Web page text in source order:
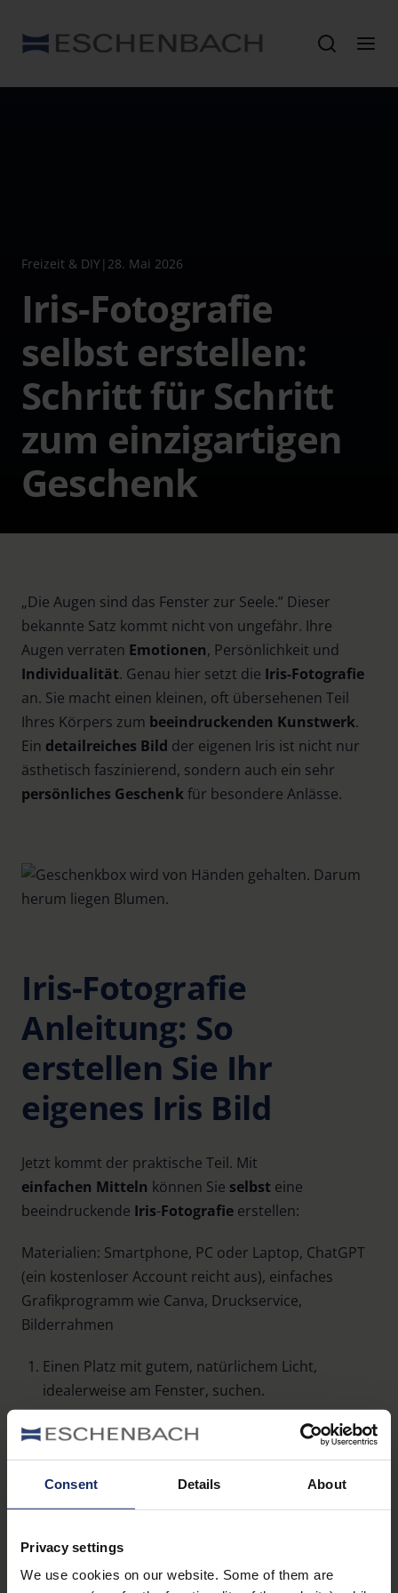
Consent Details About
Privacy settings
We use cookies on our website. Some of them are
Freizeit & DIY| 28. Mai 2026
Iris-Fotografie
selbst erstellen:
Schritt für Schritt
zum einzigartigen
Geschenk
„Die Augen sind das Fenster zur Seele.” Dieser
bekannte Satz kommt nicht von ungefähr. Ihre
Augen verraten Emotionen, Persönlichkeit und
Individualität. Genau hier setzt die Iris-Fotografie
an. Sie macht einen kleinen, oft übersehenen Teil
Ihres Körpers zum beeindruckenden Kunstwerk.
Ein detailreiches Bild der eigenen Iris ist nicht nur
ästhetisch faszinierend, sondern auch ein sehr
persönliches Geschenkfür besondere Anlässe.
Iris-Fotografie
Anleitung: So
erstellen Sie Ihr
eigenes Iris Bild
Jetzt kommt der praktische Teil. Mit
einfachen Mitteln können Sie selbst eine
beeindruckende Iris-Fotografie erstellen:
Materialien: Smartphone, PC oder Laptop, ChatGPT
(ein kostenloser Account reicht aus), einfaches
Grafikprogramm wie Canva, Druckservice,
Bilderrahmen
Einen Platz mit gutem, natürlichem Licht,
idealerweise am Fenster, suchen.
Das Auge von so nah aus wie möglich und weit
geöffnet fotografieren - dabei darauf achten,
Idealerweise den Makro Modus einstellen.
Prompt nutzen: „Erstelle eine Iris-Fotografie von
diesem Foto. Nur die Iris soll abgebildet sein, vor